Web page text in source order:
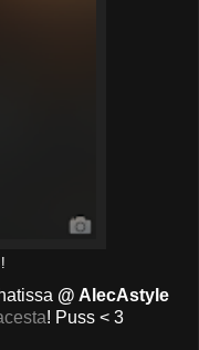
@ AlecAstyle
! Puss < 3